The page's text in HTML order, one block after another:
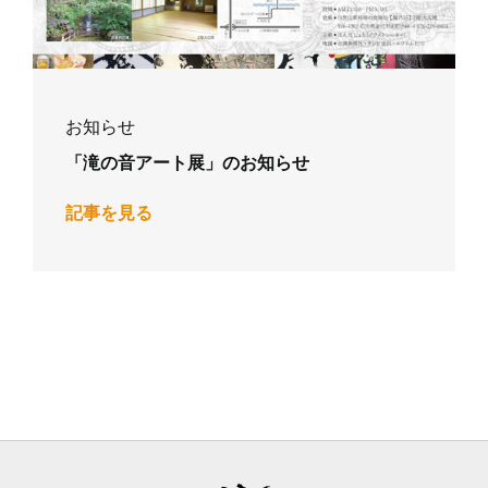
お知らせ
「滝の音アート展」のお知らせ
記事を見る